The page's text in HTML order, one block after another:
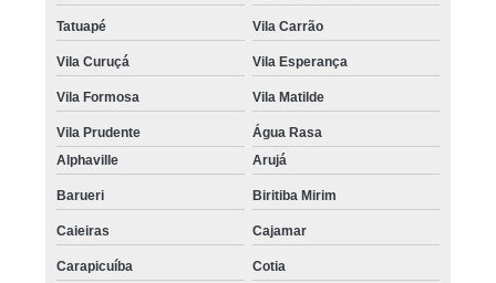
Tatuapé Vila Carrão
Vila Curuçá Vila Esperança
Vila Formosa Vila Matilde
Vila Prudente
Água Rasa
Alphaville
Arujá
Barueri Biritiba Mirim
Caieiras Cajamar
Carapicuíba Cotia